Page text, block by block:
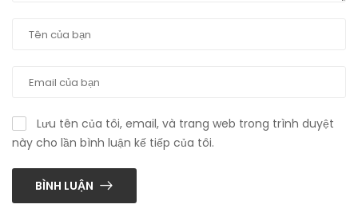
Lưu tên của tôi, email, và trang web trong trình duyệt
này cho lần bình luận kế tiếp của tôi.
BÌNH LUẬN